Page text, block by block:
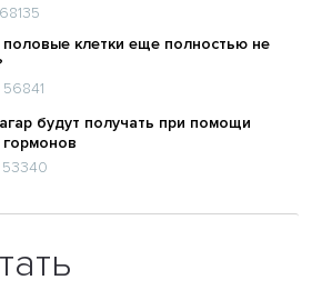
68135
клетки еще полностью не
56841
будут получать при помощи
53340